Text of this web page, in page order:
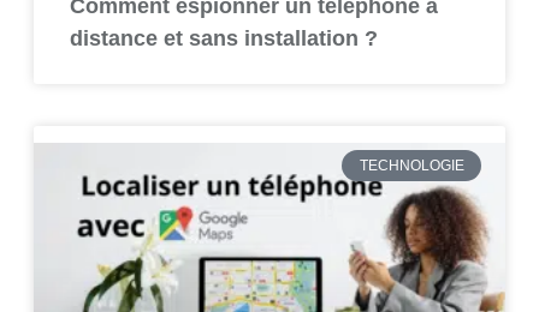
Comment espionner un téléphone à
distance et sans installation ?
TECHNOLOGIE